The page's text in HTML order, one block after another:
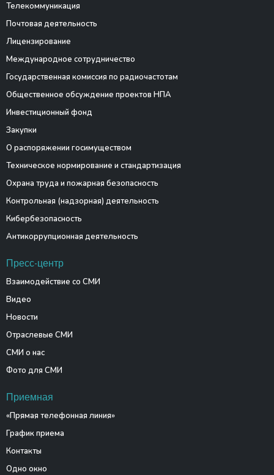
Телекоммуникация
Почтовая деятельность
Лицензирование
Международное сотрудничество
Государственная комиссия по радиочастотам
Общественное обсуждение проектов НПА
Инвестиционный фонд
Закупки
О распоряжении госимуществом
Техническое нормирование и стандартизация
Охрана труда и пожарная безопасность
Контрольная (надзорная) деятельность
Кибербезопасность
Антикоррупционная деятельность
Пресс-центр
Взаимодействие со СМИ
Видео
Новости
Отраслевые СМИ
СМИ о нас
Фото для СМИ
Приемная
«Прямая телефонная линия»
График приема
Контакты
Одно окно